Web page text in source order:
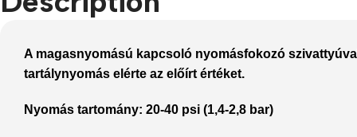
Accessories
Stand holders
A magasnyomású kapcsoló nyomásfokozó
tartálynyomás elérte az előírt értéket.
Nyomás tartomány: 20-40 psi (1,4-2,8 bar)